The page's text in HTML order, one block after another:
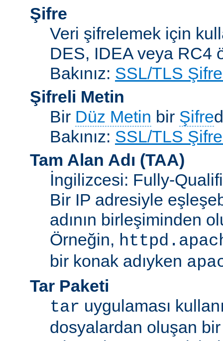
Şifre
Veri şifrelemek için
DES, IDEA veya RC4
Bakınız: SSL/TLS
Şifreli Metin
Bir Düz Metin bir Şifre
Bakınız: SSL/TLS
Tam Alan Adı (TAA)
İngilizcesi: Fully-
Bir IP adresiyle
adının birleşiminden
Örneğin,
bir konak adıyken
Tar Paketi
tar uygulaması
dosyalardan oluşan bir